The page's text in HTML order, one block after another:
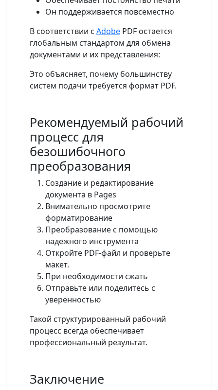
Он поддерживается повсеместно
В соответствии с Adobe PDF остается
глобальным стандартом для обмена
документами и их представления:
Это объясняет, почему большинству
систем подачи требуется формат PDF.
Рекомендуемый рабочий
процесс для
безошибочного
преобразования
Создание и редактирование
документа в Pages
Внимательно просмотрите
форматирование
Преобразование с помощью
надежного инструмента
Откройте PDF-файл и проверьте
макет.
При необходимости сжать
Отправьте или поделитесь с
уверенностью
Такой структурированный рабочий
процесс всегда обеспечивает
профессиональный результат.
Заключение